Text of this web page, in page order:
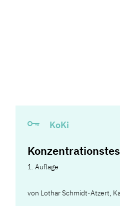
KoKi
1. Auflage
von Lothar Schmidt-Atzert,